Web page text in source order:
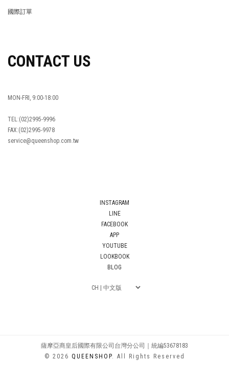
國際訂單
CONTACT US
MON-FRI, 9:00-18:00
TEL:(02)2995-9996
FAX:(02)2995-9978
service@queenshop.com.tw
INSTAGRAM
LINE
FACEBOOK
APP
YOUTUBE
LOOKBOOK
BLOG
薩摩亞商皇后國際有限公司台灣分公司｜統編53678183
© 2026 QUEENSHOP. All Rights Reserved